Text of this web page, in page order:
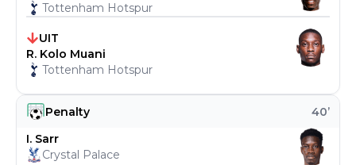
Penalty 40’
I. Sarr
Crystal Palace
Tottenham Hotspur
UIT
R. Kolo Muani
Tottenham Hotspur